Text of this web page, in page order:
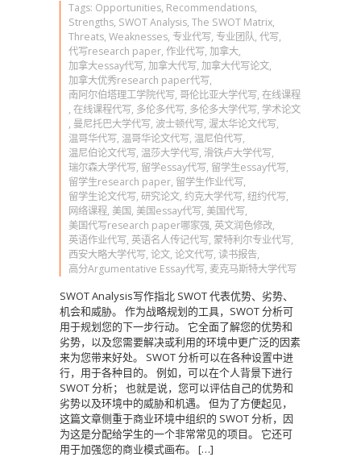
Tags: Opportunities, Recommendations,
Strengths, SWOT Analysis, The SWOT Matrix,
Threats, Weaknesses, 专业代写, 专业团队, 代写,
代写research paper, 作业代写, 加拿大,
加拿大essay代写, 加拿大代写, 加拿大代写论文,
加拿大优秀research paper代写,
南阿尔伯塔理工学院代写, 哥伦比亚大学代写, 在线课程
, 在线课程代写, 多伦多代写, 多伦多大学代写, 学术论文
, 曼尼托巴大学代写, 波士顿代写, 渥太华论文代写,
温哥华代写, 温哥华论文代写, 温尼伯代写,
温尼伯论文代写, 温莎大学代写, 滑铁卢大学代写,
瑞尔森大学代写, 留学essay代写, 留学生essay代写,
留学生research paper, 留学生作业代写,
留学生论文代写, 研究论文, 约克大学代写, 纽约代写,
网络课程, 美国, 美国essay代写, 美国代写,
美国代写research paper哪家强, 英文润色修改,
英语作业代写, 英语名人传记代写, 蒙特利尔专业代写,
西安大略大学代写, 论文, 论文代写, 读书报告,
高分Argumentative Essay代写, 麦克马斯特大学代写
SWOT Analysis写作指北 SWOT 代表优势、劣势、
机会和威胁。 作为战略规划的工具，SWOT 分析可
用于规划您的下一步行动。 它全面了解您的优势和
劣势，以及您需要解决或利用的环境中更广泛的因素
来为您带来好处。 SWOT 分析可以在各种设置中进
行，用于各种目的。 例如，可以在个人背景下进行
SWOT 分析； 也就是说，您可以评估自己的优势和
劣势以及环境中的威胁和机遇。 但为了方便起见，
这篇文章侧重于商业环境中组织的 SWOT 分析，因
为这是分配给学生的一个非常常见的项目。 它还可
用于加强您的商业模式画布。 […]